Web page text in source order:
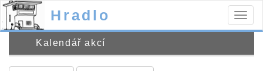
Hradlo
Kalendář akcí